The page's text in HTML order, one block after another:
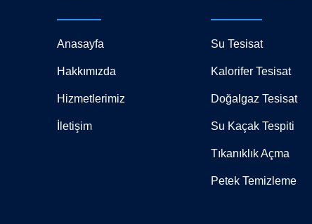
Anasayfa
Hakkımızda
Hizmetlerimiz
İletişim
Su Tesisat
Kalorifer Tesisat
Doğalgaz Tesisat
Su Kaçak Tespiti
Tıkanıklık Açma
Petek Temizleme